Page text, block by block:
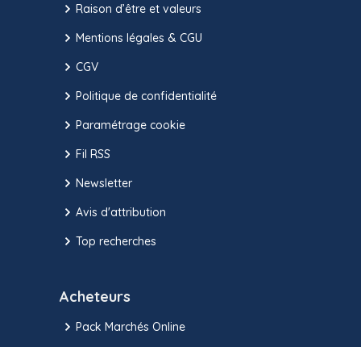
Raison d’être et valeurs
Mentions légales & CGU
CGV
Politique de confidentialité
Paramétrage cookie
Fil RSS
Newsletter
Avis d'attribution
Top recherches
Acheteurs
Pack Marchés Online